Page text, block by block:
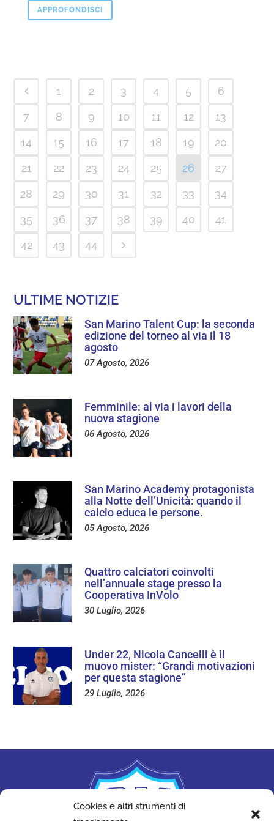
Cookies e altri strumenti di
APPROFONDISCI
1 2 3 4 5
6
7
8 9 10 11 12
13
14
15 16 17 18 19
20
21
22 23 24 25 26
27
28
29 30 31 32 33
34
35
36 37 38 39 40
41
42
43 44
ULTIME NOTIZIE
San Marino Talent Cup: la seconda
edizione del torneo al via il 18
agosto
07 Agosto, 2026
Femminile: al via i lavori della
nuova stagione
06 Agosto, 2026
San Marino Academy protagonista
alla Notte dell’Unicità: quando il
calcio educa le persone.
05 Agosto, 2026
Quattro calciatori coinvolti
nell’annuale stage presso la
Cooperativa InVolo
30 Luglio, 2026
Under 22, Nicola Cancelli è il
muovo mister: “Grandi motivazioni
per questa stagione”
29 Luglio, 2026